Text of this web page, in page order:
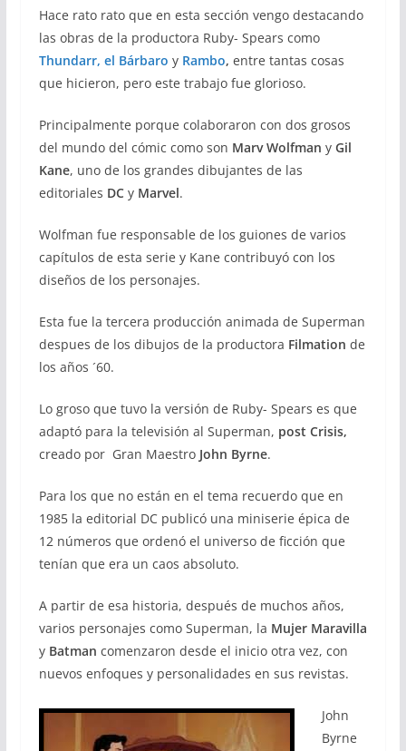
Hace rato rato que en esta sección vengo destacando
las obras de la productora Ruby- Spears como
Thundarr, el Bárbaro yRambo, entre tantas cosas
que hicieron, pero este trabajo fue glorioso.
Principalmente porque colaboraron con dos grosos
del mundo del cómic como son Marv Wolfman yGil
Kane, uno de los grandes dibujantes de las
editoriales DCy Marvel.
Wolfman fue responsable de los guiones de varios
capítulos de esta serie y Kane contribuyó con los
diseños de los personajes.
Esta fue la tercera producción animada de Superman
despues de los dibujos de la productora Filmation de
los años ´60.
Lo groso que tuvo la versión de Ruby- Spears es que
adaptó para la televisión al Superman, post Crisis,
creado por Gran Maestro John Byrne.
Para los que no están en el tema recuerdo que en
1985 la editorial DC publicó una miniserie épica de
12 números que ordenó el universo de ficción que
tenían que era un caos absoluto.
A partir de esa historia, después de muchos años,
varios personajes como Superman, la Mujer Maravilla
yBatman comenzaron desde el inicio otra vez, con
nuevos enfoques y personalidades en sus revistas.
John
Byrne